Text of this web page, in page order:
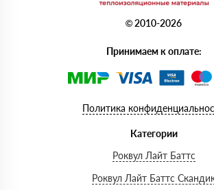
© 2010-2026
Принимаем к оплате:
Политика
Категории
Роквул Лайт Баттс
Роквул Лайт Баттс